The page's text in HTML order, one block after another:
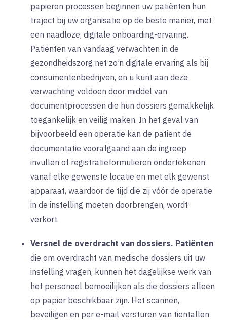
papieren processen beginnen uw patiënten hun
traject bij uw organisatie op de beste manier, met
een naadloze, digitale onboarding-ervaring.
Patiënten van vandaag verwachten in de
gezondheidszorg net zo’n digitale ervaring als bij
consumentenbedrijven, en u kunt aan deze
verwachting voldoen door middel van
documentprocessen die hun dossiers gemakkelijk
toegankelijk en veilig maken. In het geval van
bijvoorbeeld een operatie kan de patiënt de
documentatie voorafgaand aan de ingreep
invullen of registratieformulieren ondertekenen
vanaf elke gewenste locatie en met elk gewenst
apparaat, waardoor de tijd die zij vóór de operatie
in de instelling moeten doorbrengen, wordt
verkort.
Versnel de overdracht van dossiers. Patiënten
die om overdracht van medische dossiers uit uw
instelling vragen, kunnen het dagelijkse werk van
het personeel bemoeilijken als die dossiers alleen
op papier beschikbaar zijn. Het scannen,
beveiligen en per e-mail versturen van tientallen